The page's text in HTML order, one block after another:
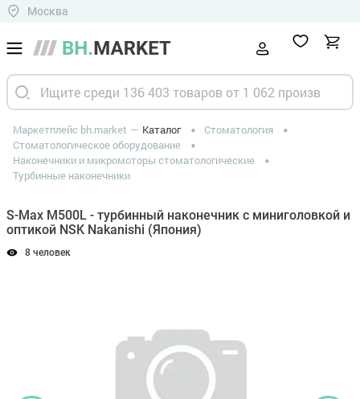
Москва
Маркетплейс bh.market Каталог
Стоматология
Стоматологическое оборудование
Наконечники и микромоторы стоматологические
Турбинные наконечники
S-Max M500L - турбинный наконечник с миниголовкой и
оптикой NSK Nakanishi (Япония)
8 человек